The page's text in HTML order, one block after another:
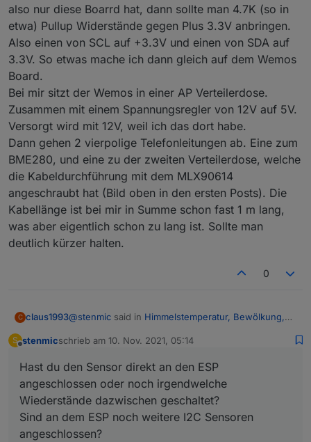
Ich muss meinen Aufstellort noch optimieren.
Aktuell ist der Sensor genau gegen Himmel
ausgerichtet, doch leider verfälscht dann das
Regenwasser (welches auf dem Sensor
verbleibt) die Temperatur. Ich werde ihn jetzt
doch leicht schräg anbringen, damit es
ablaufen kann.
also nur diese Boarrd hat, dann sollte man 4.7K (so in
etwa) Pullup Widerstände gegen Plus 3.3V anbringen.
Also einen von SCL auf +3.3V und einen von SDA auf
3.3V. So etwas mache ich dann gleich auf dem Wemos
Board.
Bei mir sitzt der Wemos in einer AP Verteilerdose.
Zusammen mit einem Spannungsregler von 12V auf 5V.
Versorgt wird mit 12V, weil ich das dort habe.
Dann gehen 2 vierpolige Telefonleitungen ab. Eine zum
BME280, und eine zu der zweiten Verteilerdose, welche
die Kabeldurchführung mit dem MLX90614
angeschraubt hat (Bild oben in den ersten Posts). Die
Kabellänge ist bei mir in Summe schon fast 1 m lang,
was aber eigentlich schon zu lang ist. Sollte man
deutlich kürzer halten.
0
C claus1993@stenmic said in Himmelstemperatur, Bewölkung,
Erstmal Danke für deine ausführliche
Erklärung.
Bei mir geht ESP Easy problemlos, der Sensor
ist schon im Paket drin.
Ich musste lediglich auf "Force Slow I2C
speed" stellen.
Hatte es schon versucht aber leider hat es bei mir
nicht geklappt. Denke ich werde es noch mal
angehen...
Hast du den Sensor direkt an den ESP
angeschlossen oder noch irgendwelche
Wiederstände dazwischen geschaltet?
S stenmicschrieb am 10. Nov. 2021, 05:14
zuletzt editiert von
Hast du den Sensor direkt an den ESP
angeschlossen oder noch irgendwelche
Wiederstände dazwischen geschaltet?
Sind an dem ESP noch weitere I2C Sensoren
angeschlossen?